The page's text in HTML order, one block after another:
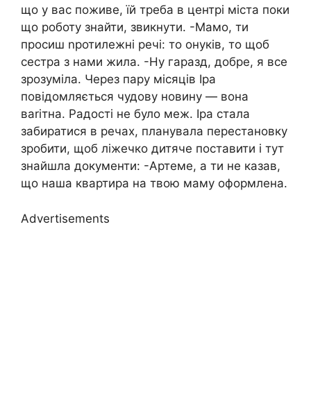
що у вас поживе, їй треба в центрі міста поки
що роботу знайти, звикнути. -Мамо, ти
просиш nротилежні речі: то онуків, то щоб
сестра з нами жила. -Ну гаразд, добре, я все
зрозуміла. Через пару місяців Іра
повідомляється чудову новину — вона
ваrітна. Радості не було меж. Іра стала
забиратися в речах, планувала перестановку
зробити, щоб ліжечко дитяче поставити і тут
знайшла документи: -Артеме, а ти не казав,
що наша квартира на твою маму оформлена.
Advertisements